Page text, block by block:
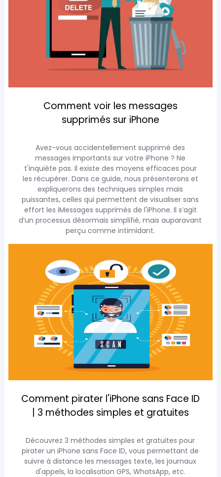
Comment voir les messages
supprimés sur iPhone
Avez-vous accidentellement supprimé des
messages importants sur votre iPhone ? Ne
t'inquiète pas. Il existe des moyens efficaces pour
les récupérer. Dans ce guide, nous présenterons et
expliquerons des techniques simples mais
puissantes, celles qui permettent de visualiser sans
effort les iMessages supprimés de l'iPhone. Il s’agit
d’un processus désormais simplifié, mais auparavant
perçu comme intimidant.
Comment pirater l'iPhone sans Face ID
| 3 méthodes simples et gratuites
Découvrez 3 méthodes simples et gratuites pour
pirater un iPhone sans Face ID, vous permettant de
suivre à distance les messages texte, les journaux
d'appels, la localisation GPS, WhatsApp, etc.